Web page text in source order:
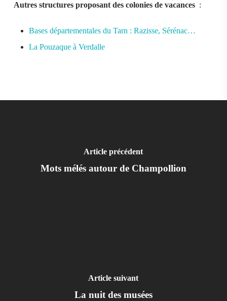
Autres structures proposant des colonies de vacances :
Bases départementales du Tarn : Razisse, Sérénac…
La Pouzaque à Verdalle
Article précédent
Mots mélés autour de Champollion
Article suivant
La nuit des musées